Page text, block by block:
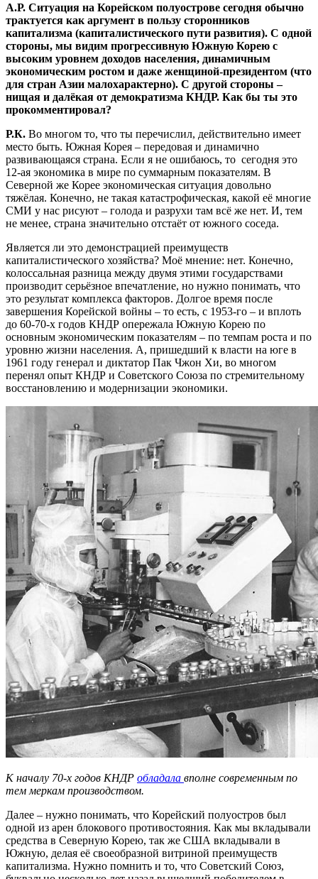
А.Р. Ситуация на Корейском полуострове сегодня обычно
трактуется как аргумент в пользу сторонников
капитализма (капиталистического пути развития). С одной
стороны, мы видим прогрессивную Южную Корею с
высоким уровнем доходов населения, динамичным
экономическим ростом и даже женщиной-президентом (что
для стран Азии малохарактерно). С другой стороны –
нищая и далёкая от демократизма КНДР. Как бы ты это
прокомментировал?
Р.К. Во многом то, что ты перечислил, действительно имеет
место быть. Южная Корея – передовая и динамично
развивающаяся страна. Если я не ошибаюсь, то сегодня это
12-ая экономика в мире по суммарным показателям. В
Северной же Корее экономическая ситуация довольно
тяжёлая. Конечно, не такая катастрофическая, какой её многие
СМИ у нас рисуют – голода и разрухи там всё же нет. И, тем
не менее, страна значительно отстаёт от южного соседа.
Является ли это демонстрацией преимуществ
капиталистического хозяйства? Моё мнение: нет. Конечно,
колоссальная разница между двумя этими государствами
производит серьёзное впечатление, но нужно понимать, что
это результат комплекса факторов. Долгое время после
завершения Корейской войны – то есть, с 1953-го – и вплоть
до 60-70-х годов КНДР опережала Южную Корею по
основным экономическим показателям – по темпам роста и по
уровню жизни населения. А, пришедший к власти на юге в
1961 году генерал и диктатор Пак Чжон Хи, во многом
перенял опыт КНДР и Советского Союза по стремительному
восстановлению и модернизации экономики.
К началу 70-х годов КНДР обладала вполне современным по
тем меркам производством.
Далее – нужно понимать, что Корейский полуостров был
одной из арен блокового противостояния. Как мы вкладывали
средства в Северную Корею, так же США вкладывали в
Южную, делая её своеобразной витриной преимуществ
капитализма. Нужно помнить и то, что Советский Союз,